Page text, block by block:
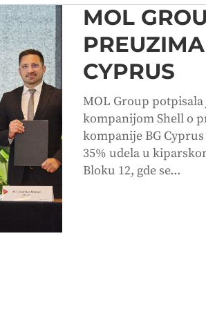
MOL
CYPRUS
MOL Group potpisala
kompanijom Shell o
kompanije BG
35% udela u
Bloku 12, gde se...